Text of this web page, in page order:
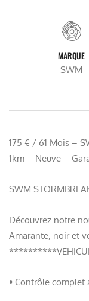
MARQUE
SWM
175 € / 61 Mois –
1km – Neuve –
SWM
Découvrez notre
Amarante, noir et
• Contrôle